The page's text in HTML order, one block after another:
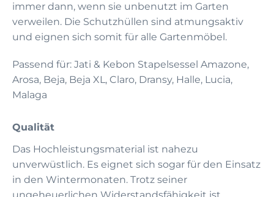
immer dann, wenn sie unbenutzt im Garten
verweilen. Die Schutzhüllen sind atmungsaktiv
und eignen sich somit für alle Gartenmöbel.
Passend für: Jati & Kebon Stapelsessel Amazone,
Arosa, Beja, Beja XL, Claro, Dransy, Halle, Lucia,
Malaga
Qualität
Das Hochleistungsmaterial ist nahezu
unverwüstlich. Es eignet sich sogar für den Einsatz
in den Wintermonaten. Trotz seiner